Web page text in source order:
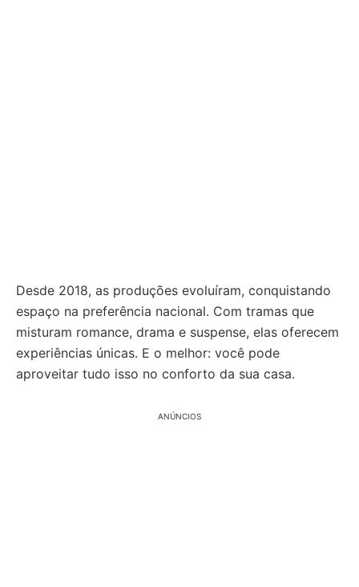
Desde 2018, as produções evoluíram, conquistando
espaço na preferência nacional. Com tramas que
misturam romance, drama e suspense, elas oferecem
experiências únicas. E o melhor: você pode
aproveitar tudo isso no conforto da sua casa.
ANÚNCIOS